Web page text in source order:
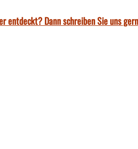
entdeckt? Dann schreiben Sie uns